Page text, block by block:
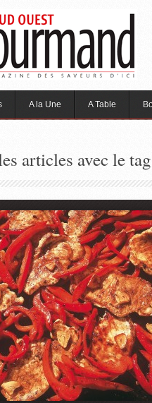
A la Une A Table
articles avec le